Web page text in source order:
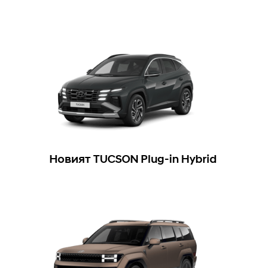
Новият TUCSON Plug-in Hybrid